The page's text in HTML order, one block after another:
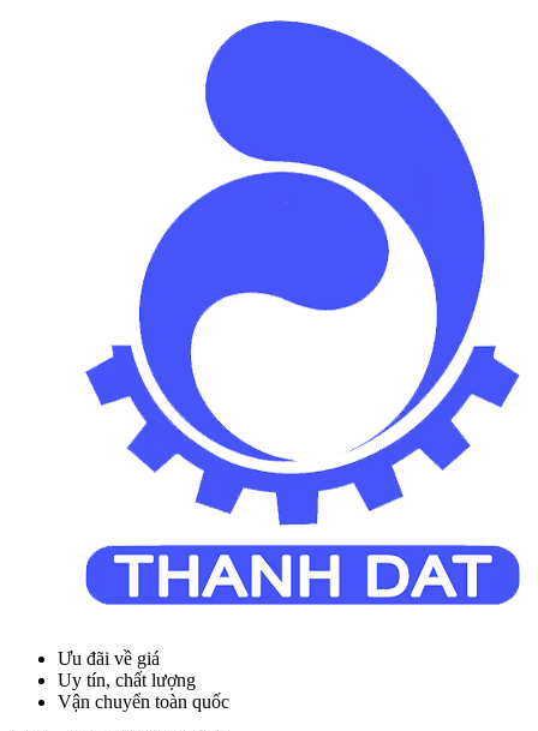
Ưu đãi về giá
Uy tín, chất lượng
Vận chuyển toàn quốc